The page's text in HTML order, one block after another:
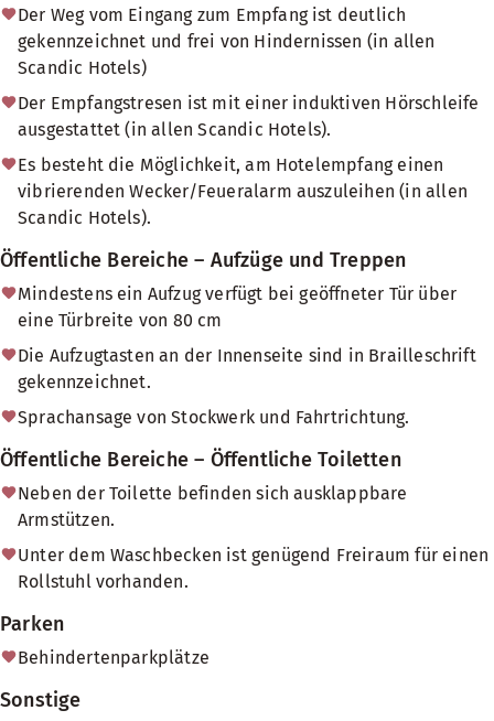
Der Weg vom Eingang zum Empfang ist deutlich
gekennzeichnet und frei von Hindernissen (in allen
Scandic Hotels)
Der Empfangstresen ist mit einer induktiven Hörschleife
ausgestattet (in allen Scandic Hotels).
Es besteht die Möglichkeit, am Hotelempfang einen
vibrierenden Wecker/Feueralarm auszuleihen (in allen
Scandic Hotels).
Öffentliche Bereiche – Aufzüge und Treppen
Mindestens ein Aufzug verfügt bei geöffneter Tür über
eine Türbreite von 80 cm
Die Aufzugtasten an der Innenseite sind in Brailleschrift
gekennzeichnet.
Sprachansage von Stockwerk und Fahrtrichtung.
Öffentliche Bereiche – Öffentliche Toiletten
Neben der Toilette befinden sich ausklappbare
Armstützen.
Unter dem Waschbecken ist genügend Freiraum für einen
Rollstuhl vorhanden.
Parken
Behindertenparkplätze
Sonstige